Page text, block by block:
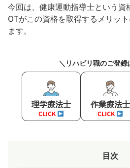
今回は、健康運動指導士という資
OTがこの資格を取得するメリッ
ます。
＼リハビリ職のご登録
理学療法士
CLICK
作業療法士
CLICK
目次